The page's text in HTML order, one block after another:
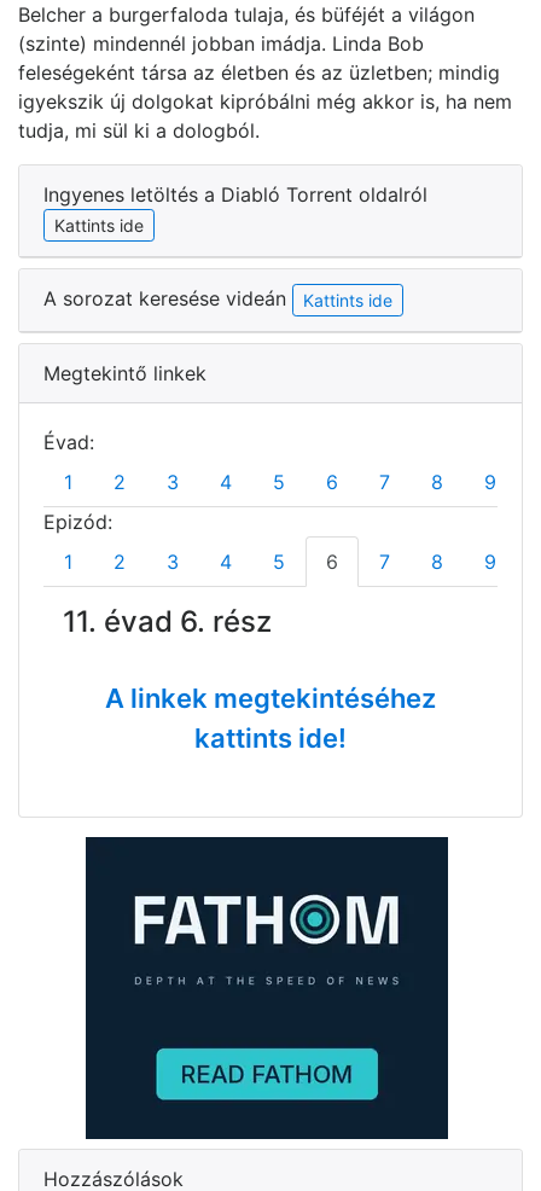
Belcher a burgerfaloda tulaja, és büféjét a világon
(szinte) mindennél jobban imádja. Linda Bob
feleségeként társa az életben és az üzletben; mindig
igyekszik új dolgokat kipróbálni még akkor is, ha nem
tudja, mi sül ki a dologból.
Ingyenes letöltés a Diabló Torrent oldalról
Kattints ide
A sorozat keresése videán Kattints ide
Megtekintő linkek
Évad:
1
2 3 4 5 6 7 8 9
Epizód:
1
2 3 4 5 6 7 8 9
11. évad 6. rész
A linkek megtekintéséhez
kattints ide!
Hozzászólások